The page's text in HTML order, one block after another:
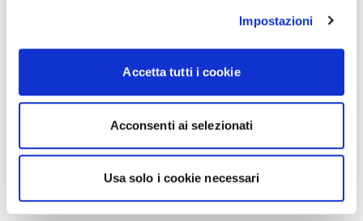
Impostazioni
Accetta tutti i cookie
Acconsenti ai selezionati
Usa solo i cookie necessari